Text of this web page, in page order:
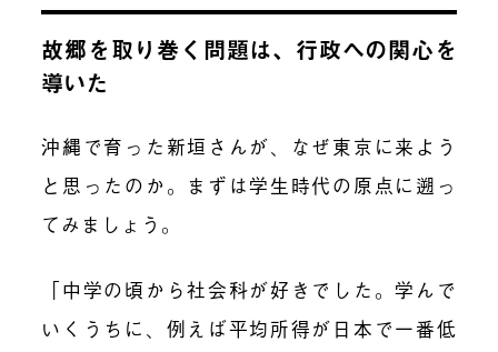
故郷を取り巻く問題は、行政への関心を
導いた
沖縄で育った新垣さんが、なぜ東京に来よう
と思ったのか。まずは学生時代の原点に遡っ
てみましょう。
「中学の頃から社会科が好きでした。学んで
いくうちに、例えば平均所得が日本で一番低